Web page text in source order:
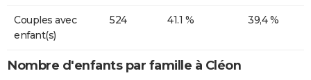
Couples avec
enfant(s)
524 41.1 % 39,4 %
Nombre d'enfants par famille à Cléon